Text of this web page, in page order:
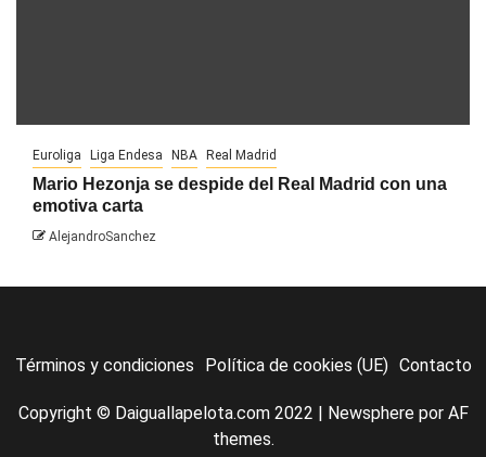
Euroliga Liga Endesa NBA Real Madrid
Mario Hezonja se despide del Real Madrid con una
emotiva carta
AlejandroSanchez
Términos y condiciones Política de cookies (UE) Contacto
Copyright © Daiguallapelota.com 2022 | Newspherepor AF
themes.